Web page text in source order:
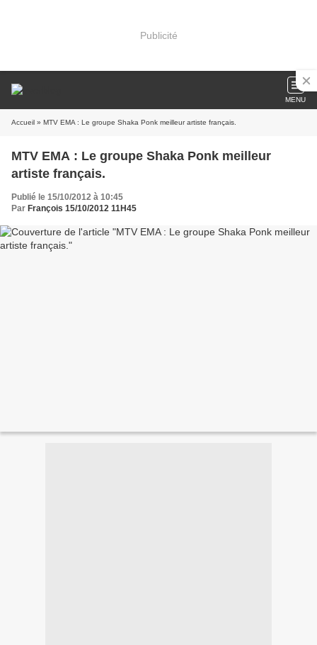
Publicité
MENU
Accueil » MTV EMA : Le groupe Shaka Ponk meilleur artiste français.
MTV EMA : Le groupe Shaka Ponk meilleur
artiste français.
Publié le 15/10/2012 à 10:45
Par François 15/10/2012 11H45